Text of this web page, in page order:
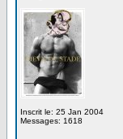
Inscrit le: 25 Jan 2004
Messages: 1618